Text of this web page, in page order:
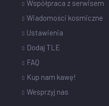
Współpraca z serwisem
Wiadomości kosmiczne
Ustawienia
Dodaj TLE
FAQ
Kup nam kawę!
Wesprzyj nas